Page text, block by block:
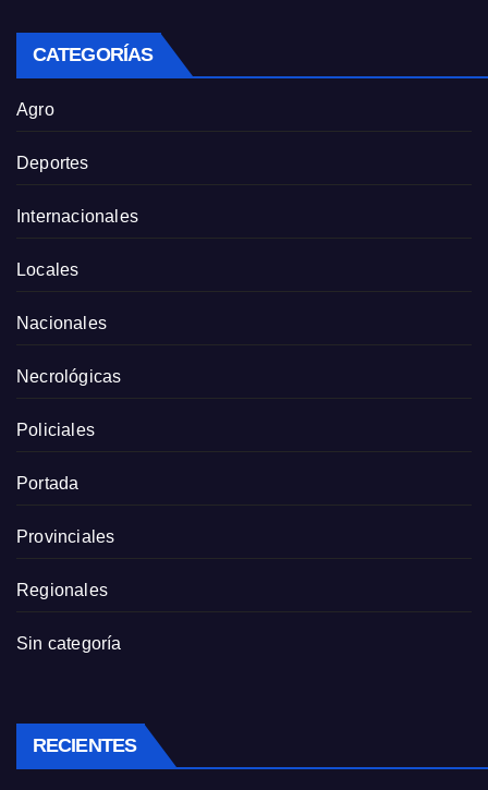
CATEGORÍAS
Agro
Deportes
Internacionales
Locales
Nacionales
Necrológicas
Policiales
Portada
Provinciales
Regionales
Sin categoría
RECIENTES